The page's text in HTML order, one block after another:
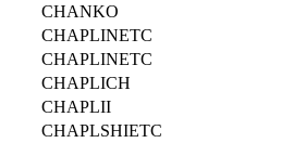
CHANKO
CHAPLINETC
CHAPLINETC
CHAPLICH
CHAPLІI
CHAPLSHIETC